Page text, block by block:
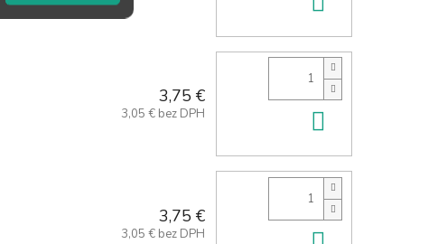
3,75 €
3,05 € bez DPH
3,75 €
3,05 € bez DPH